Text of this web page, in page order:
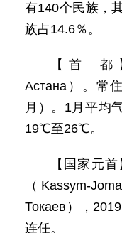
有140个民族，
族占14.6％。
【首 都
Астана）。常
月）。1月平均
19℃至26℃。
【国家元
（Kassym-
Токаев），
连任。